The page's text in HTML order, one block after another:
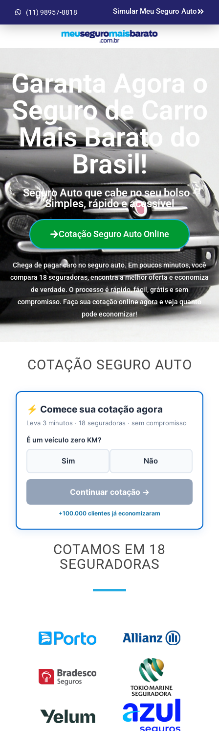
(11) 98957-8818 Simular Meu Seguro Auto
Garanta Agora o
Seguro de Carro
Mais Barato do
Brasil!
Seguro Auto que cabe no seu bolso -
Simples, rápido e acessível
Cotação Seguro Auto Online
Chega de pagar caro no seguro auto. Em poucos minutos, você
compara 18 seguradoras, encontra a melhor oferta e economiza
de verdade. O processo é rápido, fácil, grátis e sem
compromisso. Faça sua cotação online agora e veja quanto
pode economizar!
COTAÇÃO SEGURO AUTO
⚡ Comece sua cotação agora
Leva 3 minutos · 18 seguradoras · sem compromisso
É um veículo zero KM?
Sim Não
Continuar cotação →
+100.000 clientes já economizaram
COTAMOS EM 18
SEGURADORAS